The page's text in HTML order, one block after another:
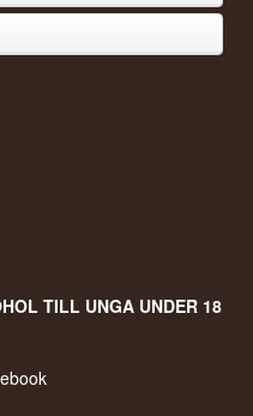
TILL UNGA UNDER 18